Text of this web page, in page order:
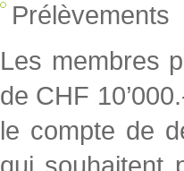
Prélèvements
Les membres
de CHF
le compte de